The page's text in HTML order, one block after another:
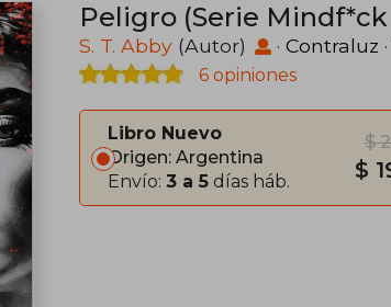
Peligro (Serie Mindf*ck
S. T. Abby (Autor) · Contraluz
6 opiniones
Libro Nuevo
Origen: Argentina
Envío: 3 a 5 días háb.
$
$